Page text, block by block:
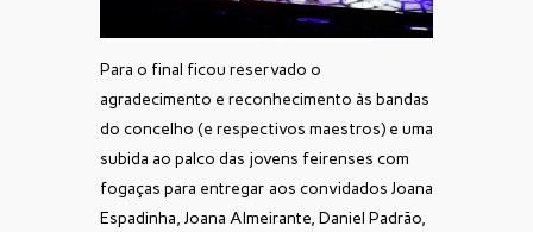
Para o final ficou reservado o
agradecimento e reconhecimento às bandas
do concelho (e respectivos maestros) e uma
subida ao palco das jovens feirenses com
fogaças para entregar aos convidados Joana
Espadinha, Joana Almeirante, Daniel Padrão,